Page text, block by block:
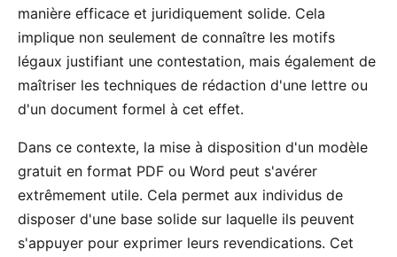
manière efficace et juridiquement solide. Cela
implique non seulement de connaître les motifs
légaux justifiant une contestation, mais également de
maîtriser les techniques de rédaction d'une lettre ou
d'un document formel à cet effet.
Dans ce contexte, la mise à disposition d'un modèle
gratuit en format PDF ou Word peut s'avérer
extrêmement utile. Cela permet aux individus de
disposer d'une base solide sur laquelle ils peuvent
s'appuyer pour exprimer leurs revendications. Cet